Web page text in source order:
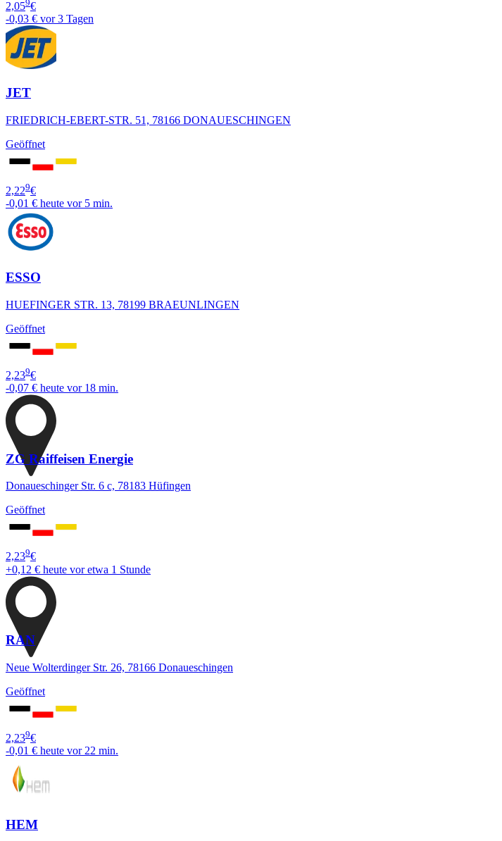
2,059€
-0,03 € vor 3 Tagen
JET
FRIEDRICH-EBERT-STR. 51, 78166 DONAUESCHINGEN
Geöffnet
2,229€
-0,01 € heute vor 5 min.
ESSO
HUEFINGER STR. 13, 78199 BRAEUNLINGEN
Geöffnet
2,239€
-0,07 € heute vor 18 min.
ZG Raiffeisen Energie
Donaueschinger Str. 6 c, 78183 Hüfingen
Geöffnet
2,239€
+0,12 € heute vor etwa 1 Stunde
RAN
Neue Wolterdinger Str. 26, 78166 Donaueschingen
Geöffnet
2,239€
-0,01 € heute vor 22 min.
HEM